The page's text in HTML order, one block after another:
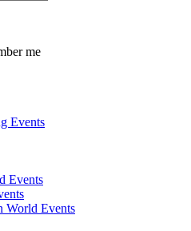
me
Events
Events
World Events